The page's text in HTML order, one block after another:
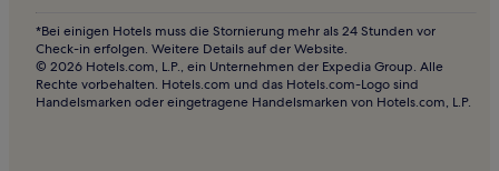
Gasthäuser in Hakone
Ryokans in Hakone
Ferienwohnungen in Ushioda-Schrein
Gasthäuser in Einkaufsstraße Motomachi
*Bei einigen Hotels muss die Stornierung mehr als 24 Stunden vor
Check-in erfolgen. Weitere Details auf der Website.
© 2026 Hotels.com, L.P., ein Unternehmen der Expedia Group. Alle
Rechte vorbehalten. Hotels.com und das Hotels.com-Logo sind
Handelsmarken oder eingetragene Handelsmarken von Hotels.com, L.P.